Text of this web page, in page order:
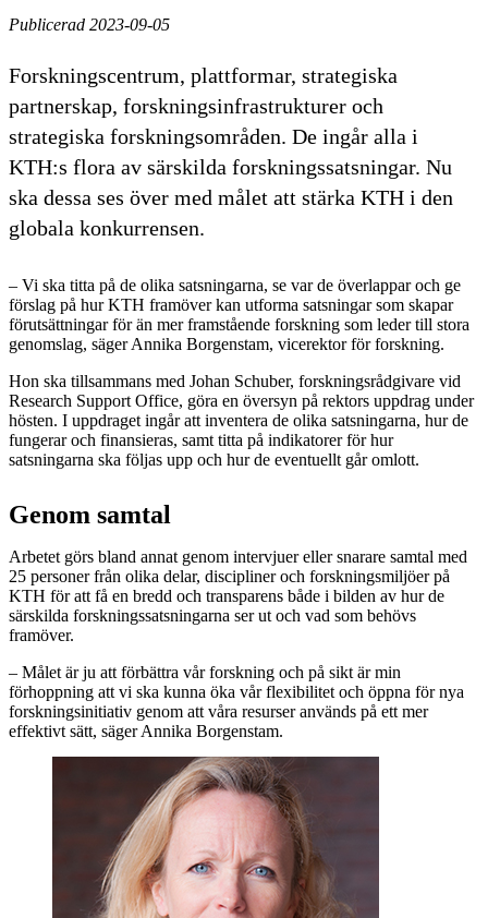
Publicerad 2023-09-05
Forskningscentrum, plattformar, strategiska
partnerskap, forskningsinfrastrukturer och
strategiska forskningsområden. De ingår alla i
KTH:s flora av särskilda forskningssatsningar. Nu
ska dessa ses över med målet att stärka KTH i den
globala konkurrensen.
– Vi ska titta på de olika satsningarna, se var de överlappar och ge
förslag på hur KTH framöver kan utforma satsningar som skapar
förutsättningar för än mer framstående forskning som leder till stora
genomslag, säger Annika Borgenstam, vicerektor för forskning.
Hon ska tillsammans med Johan Schuber, forskningsrådgivare vid
Research Support Office, göra en översyn på rektors uppdrag under
hösten. I uppdraget ingår att inventera de olika satsningarna, hur de
fungerar och finansieras, samt titta på indikatorer för hur
satsningarna ska följas upp och hur de eventuellt går omlott.
Genom samtal
Arbetet görs bland annat genom intervjuer eller snarare samtal med
25 personer från olika delar, discipliner och forskningsmiljöer på
KTH för att få en bredd och transparens både i bilden av hur de
särskilda forskningssatsningarna ser ut och vad som behövs
framöver.
– Målet är ju att förbättra vår forskning och på sikt är min
förhoppning att vi ska kunna öka vår flexibilitet och öppna för nya
forskningsinitiativ genom att våra resurser används på ett mer
effektivt sätt, säger Annika Borgenstam.